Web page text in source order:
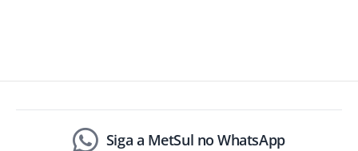
Siga a MetSul no WhatsApp